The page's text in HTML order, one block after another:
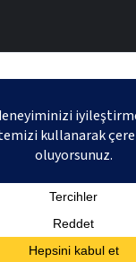
| AVRASYA SPORTIF
TÜM HAKLARI SAKLIDIR.